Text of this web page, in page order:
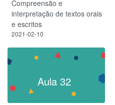
Compreensão e
interpretação de textos orais
e escritos
2021-02-10
Aula 32